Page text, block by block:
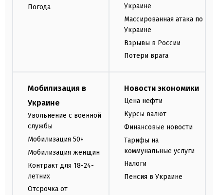
Погода
Украине
Массированная атака по
Украине
Взрывы в России
Потери врага
Мобилизация в
Украине
Увольнение с военной
службы
Мобилизация 50+
Мобилизация женщин
Контракт для 18-24-
летних
Отсрочка от
Новости экономики
Цена нефти
Курсы валют
Финансовые новости
Тарифы на
коммунальные услуги
Налоги
Пенсия в Украине